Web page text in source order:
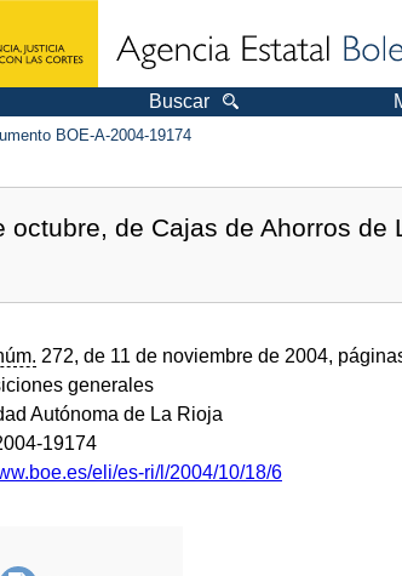
Buscar
BOE-A-2004-19174
octubre, de Cajas de Ahorros de
272, de 11 de noviembre de 2004,
generales
Autónoma de La Rioja
19174
eli/es-ri/l/2004/10/18/6